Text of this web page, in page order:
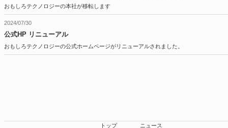
おもしろテクノロジーの本社が移転します
2024/07/30
公式HP リニューアル
おもしろテクノロジーの公式ホームページがリニューアルされました。
トップ
ニュース